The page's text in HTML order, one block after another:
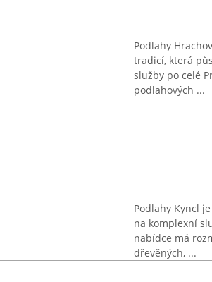
Podlahy
tradicí, která
služby po celé
podlahových ...
Podlahy Kyncl
na komplexní
nabídce má
dřevěných, ...